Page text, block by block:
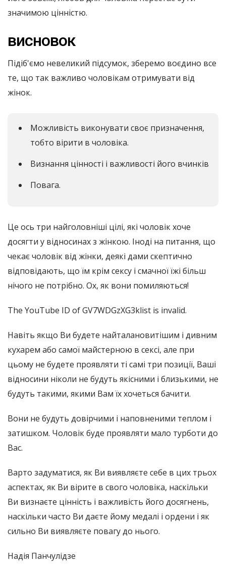
значимою цінністю.
висновок
Підіб'ємо невеликий підсумок, зберемо воєдино все
те, що так важливо чоловікам отримувати від
жінок.
Можливість виконувати своє призначення,
тобто вірити в чоловіка.
Визнання цінності і важливості його вчинків
Повага.
Це ось три найголовніші цілі, які чоловік хоче
досягти у відносинах з жінкою. Іноді на питання, що
чекає чоловік від жінки, деякі дами скептично
відповідають, що їм крім сексу і смачної їжі більш
нічого не потрібно. Ох, як вони помиляються!
The YouTube ID of GV7WDGzXG3klist is invalid.
Навіть якщо Ви будете найталановитішим і дивним
кухарем або самої майстерною в сексі, але при
цьому не будете проявляти ті самі три позиції, Ваші
відносини ніколи не будуть якісними і близькими, не
будуть такими, якими Вам їх хочеться бачити.
Вони не будуть довірчими і наповненими теплом і
затишком. Чоловік буде проявляти мало турботи до
Вас.
Варто задуматися, як Ви виявляєте себе в цих трьох
аспектах, як Ви вірите в свого чоловіка, наскільки
Ви визнаєте цінність і важливість його досягнень,
наскільки часто Ви даєте йому медалі і ордени і як
сильно Ви виявляєте повагу до нього.
Надія Панчулідзе